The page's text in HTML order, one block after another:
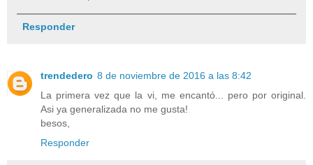
Responder
trendedero 8 de noviembre de 2016 a las 8:42
La primera vez que la vi, me encantó... pero por original.
Asi ya generalizada no me gusta!
besos,
Responder